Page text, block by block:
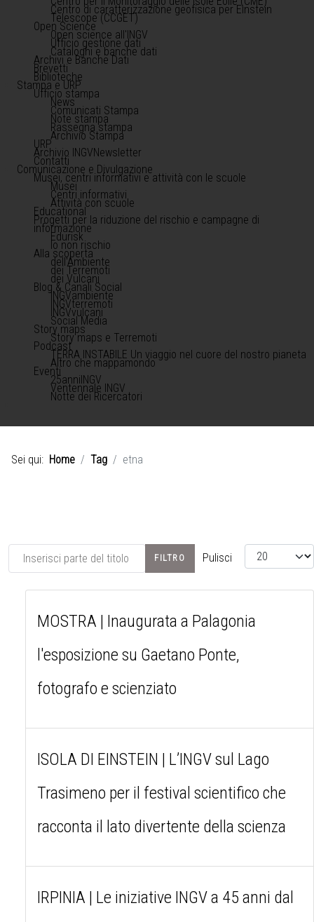
Centro di caratterizzazione geofisica per Einstein
Telescope (CCGET)
Open Science
Open science all'INGV
Ufficio gestione dati
Cataloghi e banche dati
Archivi e Banche Dati
Brevetti
Biblioteche
Stampa e URP
Ufficio stampa
News
Comunicati Stampa
Note stampa
Rassegna stampa
Archivio Stampa
URP
Archivio INGVNewsletter
Contatti
Comunicazione e Divulgazione
Musei, centri informativi e attività con le scuole
Musei
Centri informativi
Attività con scuole
Educational
Progetti per la riduzione del rischio e campagne di
informazione
Edurisk
Io non rischio
Alla scoperta
dell'Ambiente
dei Terremoti
dei Vulcani
Blog & Canali Social
INGVambiente
INGVterremoti
INGVvulcani
Social Media
Story maps
Story maps e Terremoti
Podcast
TERRA INSTABILE Un viaggio nel cuore del nostro pianeta
Altro che mappamondo
Eventi
25anniINGV
Ventennale INGV
Notte dei Ricercatori
Sei qui: Home Tag etna
Inserisci parte del titolo FILTRO Pulisci Visualizza #
MOSTRA | Inaugurata a Palagonia
l'esposizione su Gaetano Ponte,
fotografo e scienziato
ISOLA DI EINSTEIN | L’INGV sul Lago
Trasimeno per il festival scientifico che
racconta il lato divertente della scienza
IRPINIA | Le iniziative INGV a 45 anni dal